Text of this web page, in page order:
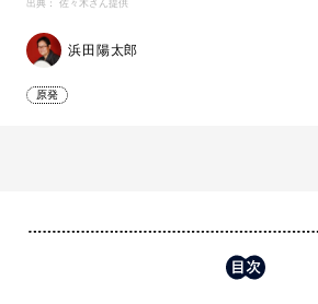
出典： 佐々木さん提供
浜田陽太郎
原発